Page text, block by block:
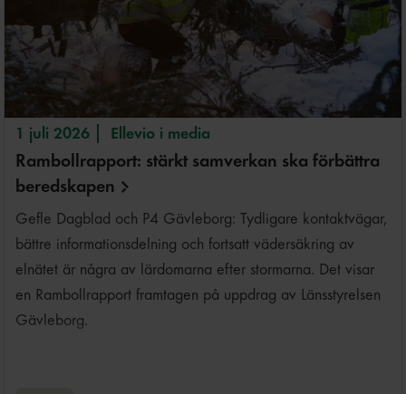
1 juli 2026 Ellevio i media
Rambollrapport: stärkt samverkan ska förbättra
beredskapen
Gefle Dagblad och P4 Gävleborg: Tydligare kontaktvägar,
bättre informationsdelning och fortsatt vädersäkring av
elnätet är några av lärdomarna efter stormarna. Det visar
en Rambollrapport framtagen på uppdrag av Länsstyrelsen
Gävleborg.